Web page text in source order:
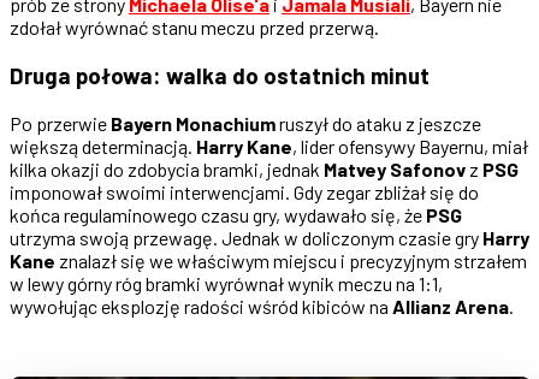
zdołał wyrównać stanu meczu przed przerwą.
Druga połowa: walka do ostatnich minut
Po przerwie Bayern Monachiumruszył do ataku z jeszcze
większą determinacją. Harry Kane, lider ofensywy Bayernu, miał
kilka okazji do zdobycia bramki, jednak Matvey Safonov z PSG
imponował swoimi interwencjami. Gdy zegar zbliżał się do
końca regulaminowego czasu gry, wydawało się, że PSG
utrzyma swoją przewagę. Jednak w doliczonym czasie gry Harry
Kane znalazł się we właściwym miejscu i precyzyjnym strzałem
w lewy górny róg bramki wyrównał wynik meczu na 1:1,
wywołując eksplozję radości wśród kibiców na Allianz Arena